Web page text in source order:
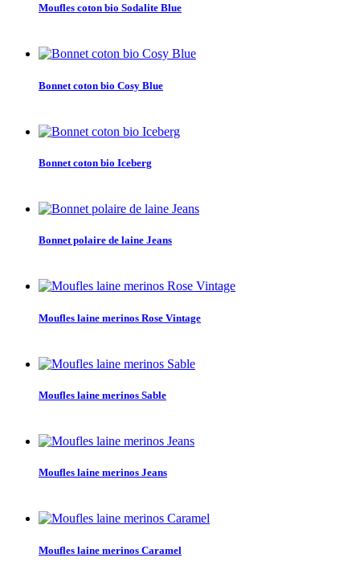
Moufles coton bio Sodalite Blue
Bonnet coton bio Cosy Blue
Bonnet coton bio Iceberg
Bonnet polaire de laine Jeans
Moufles laine merinos Rose Vintage
Moufles laine merinos Sable
Moufles laine merinos Jeans
Moufles laine merinos Caramel